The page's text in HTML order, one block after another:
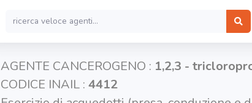
AGENTE CANCEROGENO : 1,2,3 -
CODICE INAIL : 4412